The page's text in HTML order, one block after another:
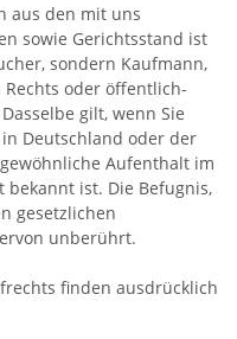
aus den mit uns
sowie Gerichtsstand ist
sondern Kaufmann,
oder öffentlich-
gilt, wenn Sie
Deutschland oder der
Aufenthalt im
ist. Die Befugnis,
gesetzlichen
unberührt.
finden ausdrücklich